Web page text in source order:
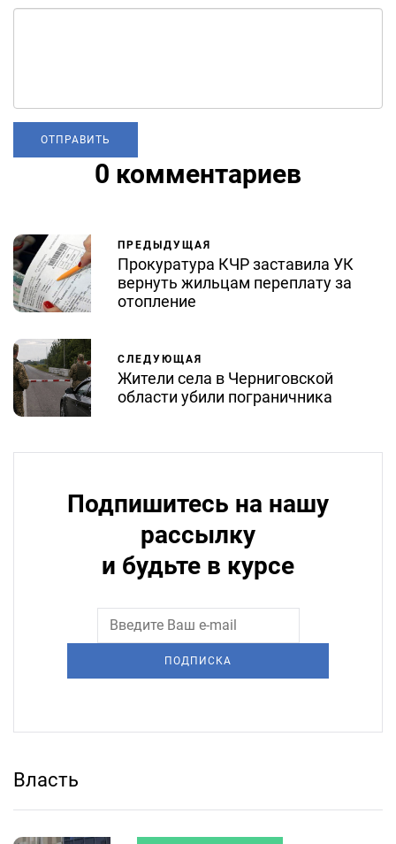
0 комментариев
ПРЕДЫДУЩАЯ
Прокуратура КЧР заставила УК
вернуть жильцам переплату за
отопление
СЛЕДУЮЩАЯ
Жители села в Черниговской
области убили пограничника
Подпишитесь на нашу
рассылку
и будьте в курсе
ПОДПИСКА
Власть